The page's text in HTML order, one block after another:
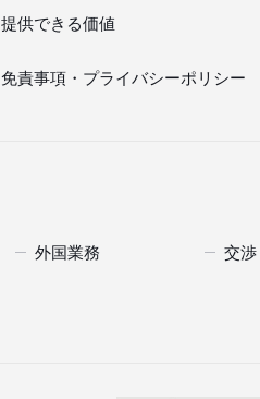
提供できる価値
免責事項・ プライバシーポリシー
外国業務 交渉